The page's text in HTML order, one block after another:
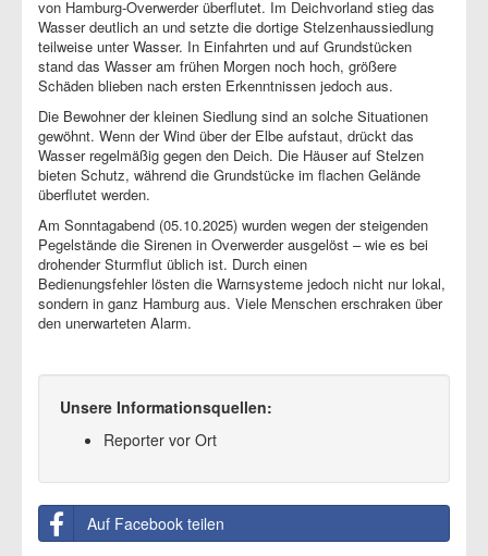
von Hamburg-Overwerder überflutet. Im Deichvorland stieg das
Wasser deutlich an und setzte die dortige Stelzenhaussiedlung
teilweise unter Wasser. In Einfahrten und auf Grundstücken
stand das Wasser am frühen Morgen noch hoch, größere
Schäden blieben nach ersten Erkenntnissen jedoch aus.
Die Bewohner der kleinen Siedlung sind an solche Situationen
gewöhnt. Wenn der Wind über der Elbe aufstaut, drückt das
Wasser regelmäßig gegen den Deich. Die Häuser auf Stelzen
bieten Schutz, während die Grundstücke im flachen Gelände
überflutet werden.
Am Sonntagabend (05.10.2025) wurden wegen der steigenden
Pegelstände die Sirenen in Overwerder ausgelöst – wie es bei
drohender Sturmflut üblich ist. Durch einen
Bedienungsfehlerlösten die Warnsysteme jedoch nicht nur lokal,
sondern in ganz Hamburg aus. Viele Menschen erschraken über
den unerwarteten Alarm.
Unsere Informationsquellen:
Reporter vor Ort
Auf Facebook teilen